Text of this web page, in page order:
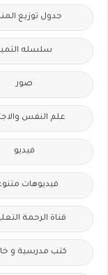
جدول توزيع
سلسله
صور
علم النفس
فيديو
فيديوهات
قناة الرحمة
كتب مدرسية و